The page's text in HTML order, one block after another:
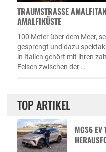
TRAUMSTRASSE
MALFIKÜSTE
100 Meter über dem Meer,
gesprengt und dazu
in Italien gehört mit ihren
Felsen zwischen der …
TOP ARTIKEL
MGS6 EV